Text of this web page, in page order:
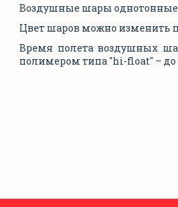
Воздушные шары
Цвет шаров можно изменить
Время полета воздушных
полимером типа "hi-float" – до